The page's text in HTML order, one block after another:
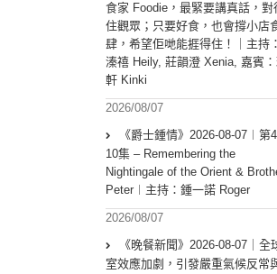
食家 Foodie，最緊要講真話，對
住觀眾；只要好食，也會撐小店
肆，希望佢哋能捱得住！｜主持
溱禧 Heily, 莊韻澄 Xenia, 嘉賓
軒 Kinki
2026/08/07
《爵士鍾情》2026-08-07︱第
10集 – Remembering the
Nightingale of the Orient &
Peter︱主持：鍾一諾 Roger
2026/08/07
《晚餐新聞》2026-08-07｜全
室效應加劇，引發嚴重氣候反常